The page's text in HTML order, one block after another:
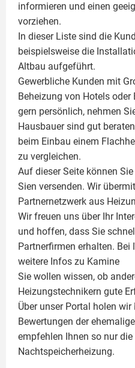
informieren und einen
vorziehen.
In dieser Liste sind die
beispielsweise die
Altbau aufgeführt.
Gewerbliche Kunden mit
Beheizung von Hotels
gern persönlich, nehmen
Hausbauer sind gut
beim Einbau einem
zu vergleichen.
Auf dieser Seite können
Sien versenden. Wir
Partnernetzwerk aus
Wir freuen uns über Ihr
und hoffen, dass Sie
Partnerfirmen erhalten. Bei
weitere Infos zu Kamine
Sie wollen wissen, ob
Heizungstechnikern gute
Über unser Portal holen
Bewertungen der
empfehlen Ihnen so nur
Nachtspeicherheizung.